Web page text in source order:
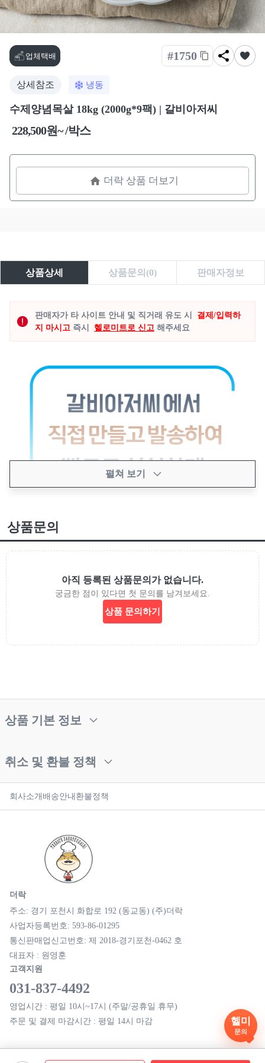
업체택배 #1750
상세참조 냉동
수제양념목살 18kg (2000g*9팩) | 갈비아저씨
228,500원~ /박스
더락 상품 더보기
상품상세 상품문의(0) 판매자정보
판매자가 타 사이트 안내 및 직거래 유도 시
결제/입력하
지 마시고 즉시 헬로미트로 신고 해주세요
펼쳐 보기
상품문의
아직 등록된 상품문의가 없습니다.
궁금한 점이 있다면 첫 문의를 남겨보세요.
상품 문의하기
상품 기본 정보
취소 및 환불 정책
헬미
문의
회사소개 배송안내 환불정책
더락
주소: 경기 포천시 화합로 192 (동교동) (주)더락
사업자등록번호: 593-86-01295
통신판매업신고번호: 제 2018-경기포천-0462 호
대표자 : 원영훈
고객지원
031-837-4492
영업시간 : 평일 10시~17시 (주말/공휴일 휴무)
주문 및 결제 마감시간 : 평일 14시 마감